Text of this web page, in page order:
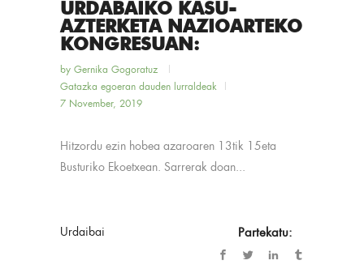
URDABAIKO KASU-
AZTERKETA NAZIOARTEKO
KONGRESUAN:
by Gernika Gogoratuz
Gatazka egoeran dauden lurraldeak
7 November, 2019
Hitzordu ezin hobea azaroaren 13tik 15eta
Busturiko Ekoetxean. Sarrerak doan...
Urdaibai Partekatu: